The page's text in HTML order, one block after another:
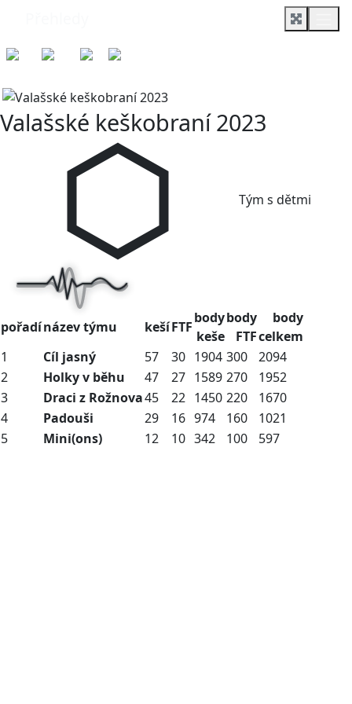
Valašské keškobraní 2023
Tým s dětmi
pořadínázev týmu kešíFTF
body
keše
body
FTF
body
celkem
1
Cíl jasný 57 30 1904 300
2094
2
Holky v běhu 47 27 1589 270
1952
3
Draci z Rožnova45 22 1450 220
1670
4
Padouši 29 16 974 160
1021
5
Mini(ons) 12 10 342 100 597